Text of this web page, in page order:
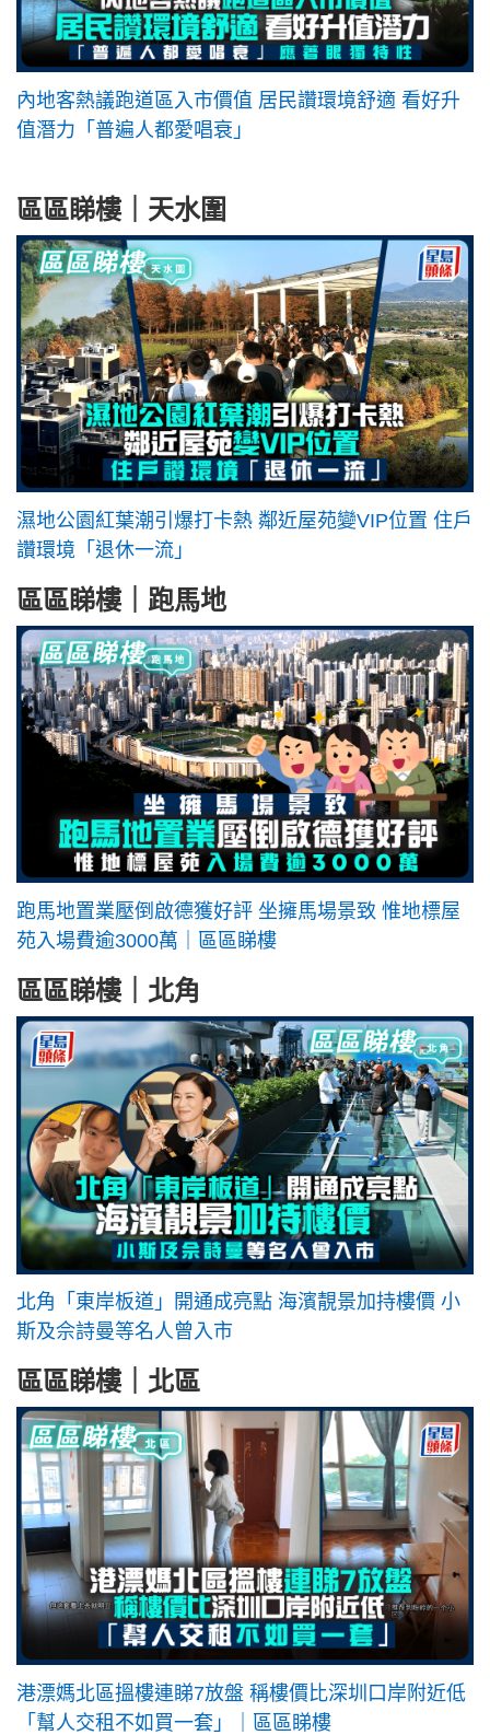
內地客熱議跑道區入市價值 居民讚環境舒適 看好升
值潛力「普遍人都愛唱衰」
區區睇樓｜天水圍
濕地公園紅葉潮引爆打卡熱 鄰近屋苑變VIP位置 住戶
讚環境「退休一流」
區區睇樓｜跑馬地
跑馬地置業壓倒啟德獲好評 坐擁馬場景致 惟地標屋
苑入場費逾3000萬｜區區睇樓
區區睇樓｜北角
北角「東岸板道」開通成亮點 海濱靚景加持樓價 小
斯及佘詩曼等名人曾入市
區區睇樓｜北區
港漂媽北區搵樓連睇7放盤 稱樓價比深圳口岸附近低
「幫人交租不如買一套」｜區區睇樓